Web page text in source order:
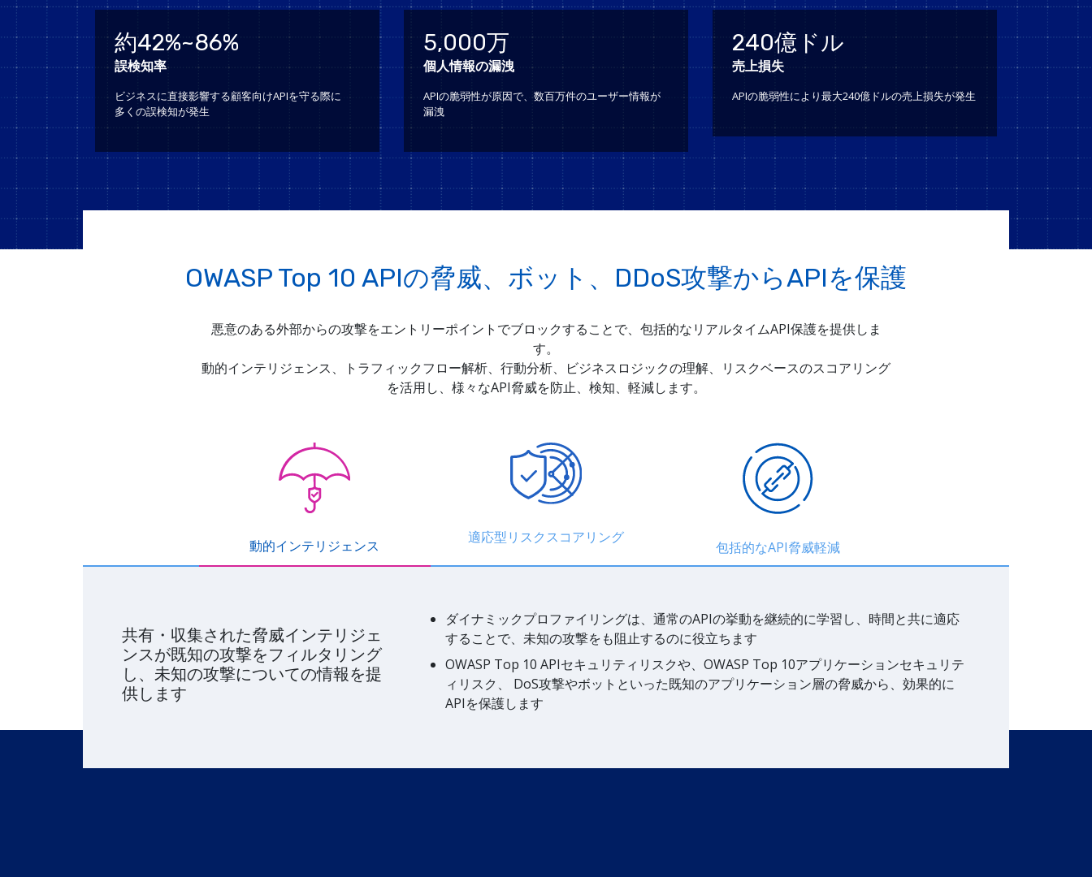
約42%~86%
誤検知率
ビジネスに直接影響する顧客向けAPIを守る際に
多くの誤検知が発生
5,000万
個人情報の漏洩
APIの脆弱性が原因で、数百万件のユーザー情報が
漏洩
240億ドル
売上損失
APIの脆弱性により最大240億ドルの売上損失が発生
OWASP Top 10 APIの脅威、ボット、DDoS攻撃からAPIを保護
悪意のある外部からの攻撃をエントリーポイントでブロックすることで、包括的なリアルタイムAPI保護を提供しま
す。
動的インテリジェンス、トラフィックフロー解析、行動分析、ビジネスロジックの理解、リスクベースのスコアリング
を活用し、様々なAPI脅威を防止、検知、軽減します。
動的インテリジェンス 適応型リスクスコアリング
包括的なAPI脅威軽減
共有・収集された脅威インテリジェ
ンスが既知の攻撃をフィルタリング
し、未知の攻撃についての情報を提
供します
ダイナミックプロファイリングは、通常のAPIの挙動を継続的に学習し、時間と共に適応
することで、未知の攻撃をも阻止するのに役立ちます
OWASP Top 10 APIセキュリティリスクや、OWASP Top 10アプリケーションセキュリテ
ィリスク、 DoS攻撃やボットといった既知のアプリケーション層の脅威から、効果的に
APIを保護します